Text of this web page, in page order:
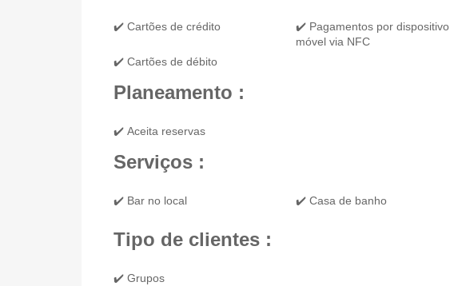
✔️ Cartões de crédito
✔️ Cartões de débito
✔️ Pagamentos por dispositivo
móvel via NFC
Planeamento :
✔️ Aceita reservas
Serviços :
✔️ Bar no local ✔️ Casa de banho
Tipo de clientes :
✔️ Grupos